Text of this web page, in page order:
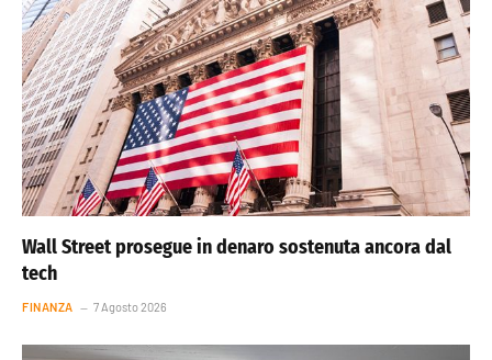
Wall Street prosegue in denaro sostenuta ancora dal
tech
FINANZA 7 Agosto 2026